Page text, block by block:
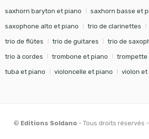
saxhorn baryton et piano saxhorn basse et
saxophone alto et piano trio de clarinettes
trio de flûtes trio de guitares trio de
trio à cordes trombone et piano trompette
tuba et piano violoncelle et piano violon et
© Editions Soldano - Tous droits réservés -